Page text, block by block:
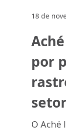
18 de
por
O Aché